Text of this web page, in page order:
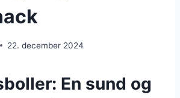
22. december 2024
En sund og